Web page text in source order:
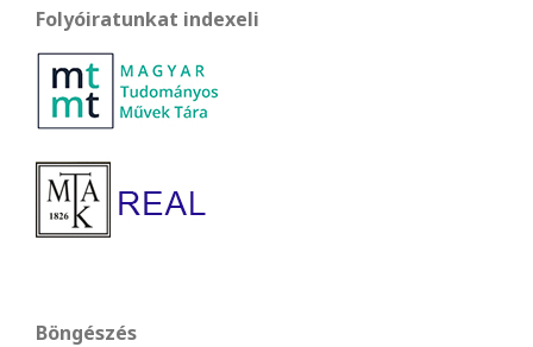
Folyóiratunkat indexeli
Böngészés